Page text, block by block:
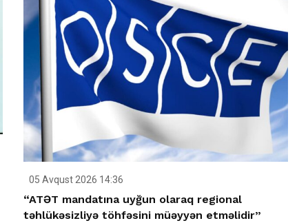
05 Avqust 2026 14:36
“ATƏT mandatına uyğun olaraq regional
təhlükəsizliyə töhfəsini müəyyən etməlidir”